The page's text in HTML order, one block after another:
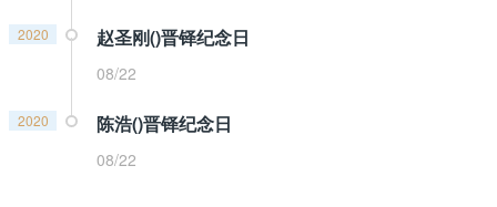
2020 赵圣刚()晋铎纪念日
08/22
2020 陈浩()晋铎纪念日
08/22